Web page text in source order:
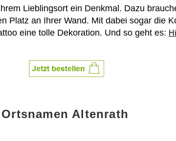
Lieblingsort ein Denkmal. Dazu
Platz an Ihrer Wand. Mit dabei sogar die
eine tolle Dekoration. Und so geht es:
Altenrath